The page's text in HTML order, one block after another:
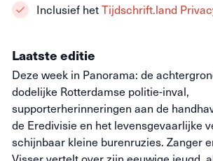
Laatste editie
Deze week in Panorama: de
dodelijke Rotterdamse politie-inval,
supporterherinneringen aan de
de Eredivisie en het levensgevaarlijke
schijnbaar kleine burenruzies. Zanger
Inclusief hetTijdschrift.land